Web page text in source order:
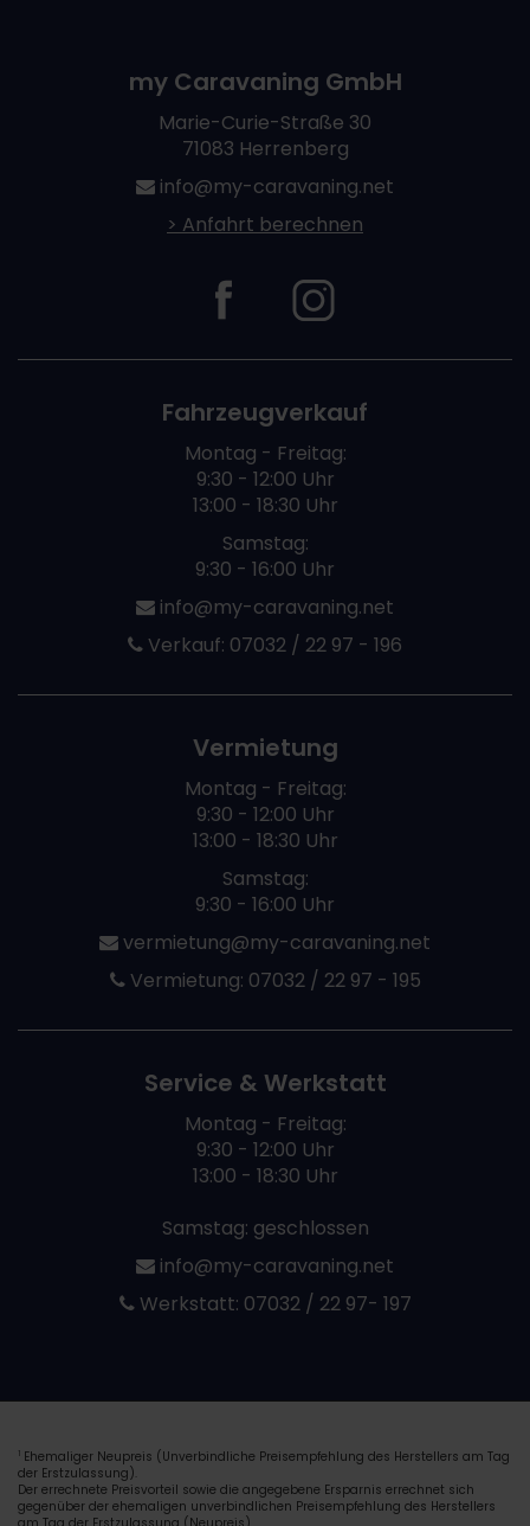
my Caravaning GmbH
Marie-Curie-Straße 30
71083 Herrenberg
info@my-caravaning.net
> Anfahrt berechnen
Fahrzeugverkauf
Montag - Freitag:
9:30 - 12:00 Uhr
13:00 - 18:30 Uhr
Samstag:
9:30 - 16:00 Uhr
info@my-caravaning.net
Verkauf: 07032 / 22 97 - 196
Vermietung
Montag - Freitag:
9:30 - 12:00 Uhr
13:00 - 18:30 Uhr
Samstag:
9:30 - 16:00 Uhr
vermietung@my-caravaning.net
Vermietung: 07032 / 22 97 - 195
Service & Werkstatt
Montag - Freitag:
9:30 - 12:00 Uhr
13:00 - 18:30 Uhr
Samstag: geschlossen
info@my-caravaning.net
Werkstatt: 07032 / 22 97- 197
1 Ehemaliger Neupreis (Unverbindliche Preisempfehlung des Herstellers am Tag
der Erstzulassung).
Der errechnete Preisvorteil sowie die angegebene Ersparnis errechnet sich
gegenüber der ehemaligen unverbindlichen Preisempfehlung des Herstellers